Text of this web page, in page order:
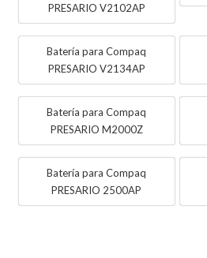
PRESARIO V2102AP
Batería para Compaq
PRESARIO V2134AP
Batería para Compaq
PRESARIO M2000Z
Batería para Compaq
PRESARIO 2500AP